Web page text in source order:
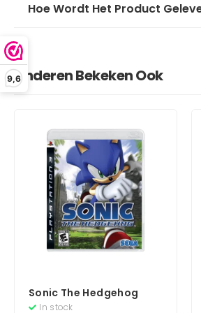
9,6
Hoe Wordt Het Product
Anderen Bekeken Ook
Sonic The Hedgehog
In stock